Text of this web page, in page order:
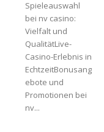
Spieleauswahl
bei nv casino:
Vielfalt und
QualitätLive-
Casino-Erlebnis in
EchtzeitBonusang
ebote und
Promotionen bei
nv...